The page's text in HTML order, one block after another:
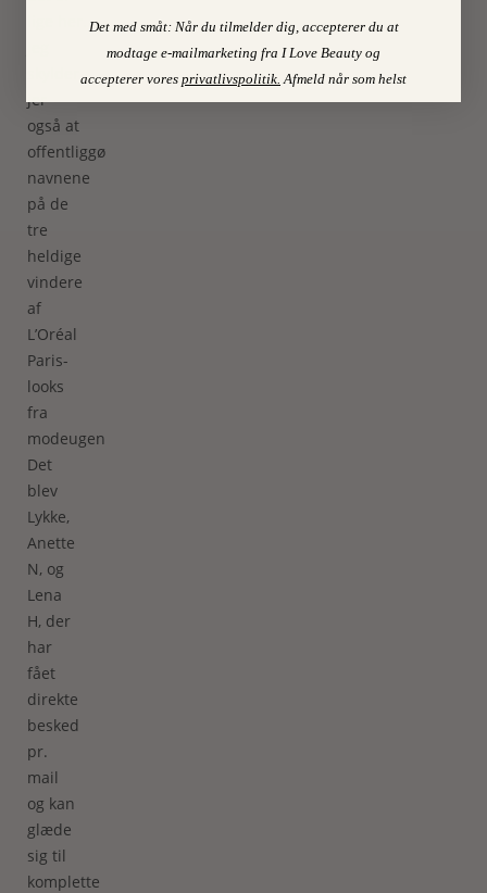
jer
også at
offentliggøre
navnene
på de
tre
heldige
vindere
af
L’Oréal
Paris-
looks
fra
modeugen.
Det
blev
Lykke,
Anette
N, og
Lena
H, der
har
fået
direkte
besked
pr.
mail
og kan
glæde
sig til
komplette
Det med småt: Når du tilmelder dig, accepterer du at
modtage e-mailmarketing fra I Love Beauty og
accepterer vores privatlivspolitik Afmeld når som helst